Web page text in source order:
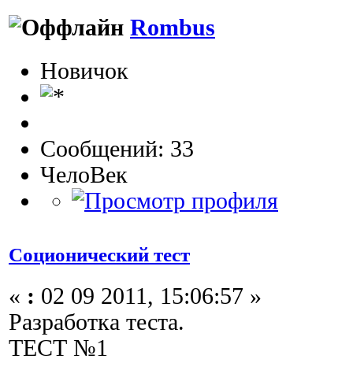
Rombus
Новичок
Сообщений: 33
ЧелоВек
Соционический тест
« : 02 09 2011, 15:06:57 »
Разработка теста.
ТЕСТ №1